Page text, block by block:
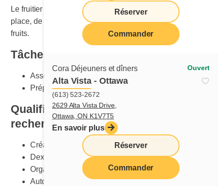
Réserver
Commander
Cora Déjeuners et dîners Ouvert
Alta Vista - Ottawa
(613) 523-2672
2629 Alta Vista Drive,
Ottawa, ON K1V7T5
En savoir plus
Réserver
Commander
Le fruitier ou la fruitière est responsable de la mise en
place, de l'entretien et du nettoyage de la section des
fruits.
Tâches principales
Assembler les assiettes selon les standards Cora
Préparer et créer les montages du comptoir à fruits
Qualification et compétences
recherchées
Créativité
Dextérité
Organisation
Autonomie